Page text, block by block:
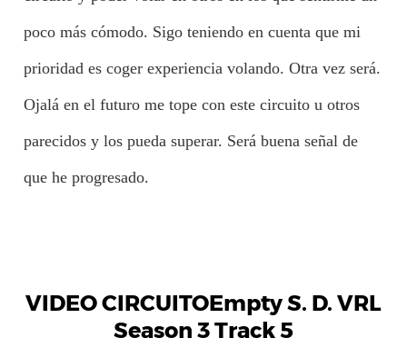
poco más cómodo. Sigo teniendo en cuenta que mi
prioridad es coger experiencia volando. Otra vez será.
Ojalá en el futuro me tope con este circuito u otros
parecidos y los pueda superar. Será buena señal de
que he progresado.
VIDEO CIRCUITOEmpty S. D. VRL
Season 3 Track 5